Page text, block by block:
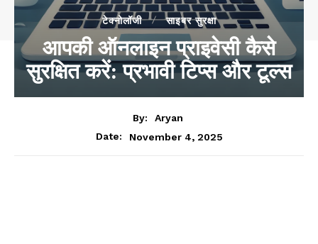
टेक्नोलॉजी साइबर सुरक्षा
आपकी ऑनलाइन प्राइवेसी कैसे
सुरक्षित करें: प्रभावी टिप्स और टूल्स
By:
Aryan
Date:
November 4, 2025